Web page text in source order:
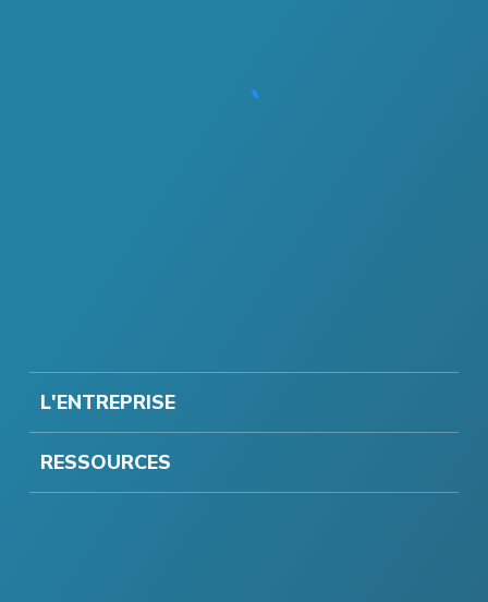
L'ENTREPRISE
RESSOURCES